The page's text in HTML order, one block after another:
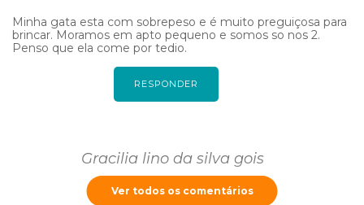
Minha gata esta com sobrepeso e é muito preguiçosa para
brincar. Moramos em apto pequeno e somos so nos 2.
Penso que ela come por tedio.
RESPONDER
Gracilia lino da silva gois
Ver todos os comentários